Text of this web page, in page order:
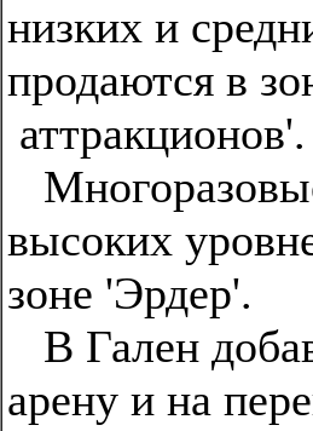
низких и
продаются в
аттракционов'.
высоких
зоне 'Эрдер'.
В Гален
арену и на